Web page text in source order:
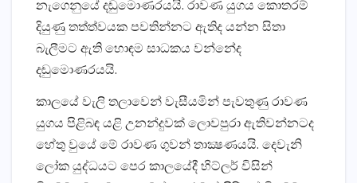
නැගෙනුයේ දඬුමොණරයයි. රාවණ යුගය කොතරම්
දියුණු තත්ත්වයක පවතින්නට ඇතිද යන්න සිතා
බැලීමට ඇති හොඳම සාධකය වන්නේද
දඬුමොණරයයි.
කාලයේ වැලි තලාවෙන් වැසීයමින් පැවතුණු රාවණ
යුගය පිළිබඳ යළි උනන්දුවක් ලොවපුරා ඇතිවන්නටද
හේතු වුයේ මේ රාවණ ගුවන් තාක්‍ෂණයයි. දෙවැනි
ලෝක යුද්ධයට පෙර කාලයේදී හිට්ලර් විසින්